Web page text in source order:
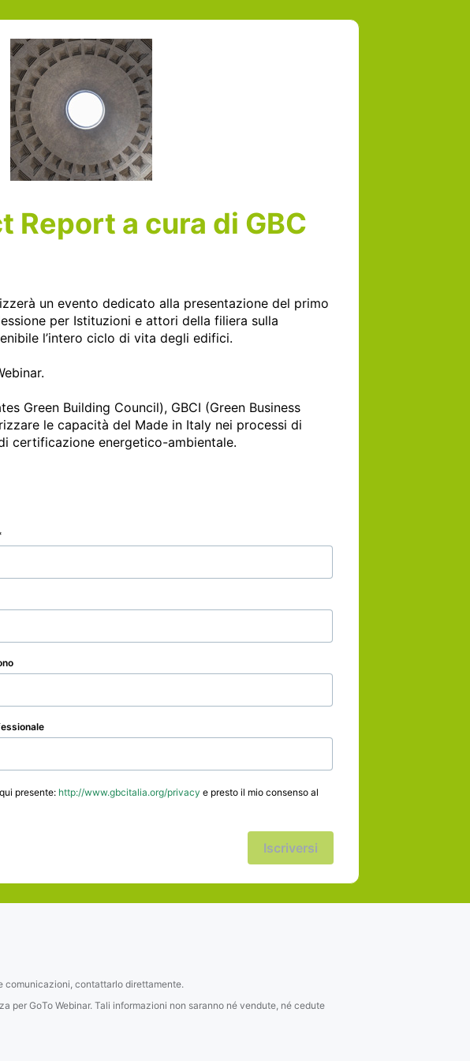
Report a cura di GBC
un evento dedicato alla presentazione del primo
per Istituzioni e attori della filiera sulla
l’intero ciclo di vita degli edifici.
Green Building Council), GBCI (Green Business
le capacità del Made in Italy nei processi di
certificazione energetico-ambientale.
presente: http://www.gbcitalia.org/privacy e presto il mio consenso al
Iscriversi
comunicazioni, contattarlo direttamente.
per GoTo Webinar. Tali informazioni non saranno né vendute, né cedute